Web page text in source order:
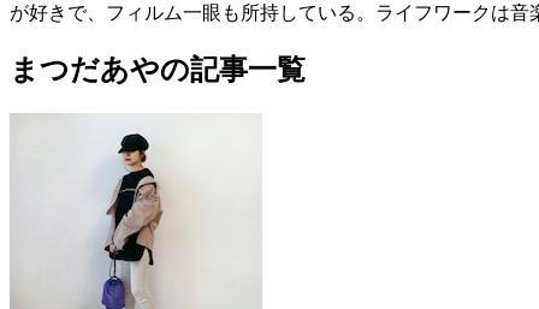
が好きで、フィルム一眼も所持している。ライフワークは
まつだあやの記事一覧